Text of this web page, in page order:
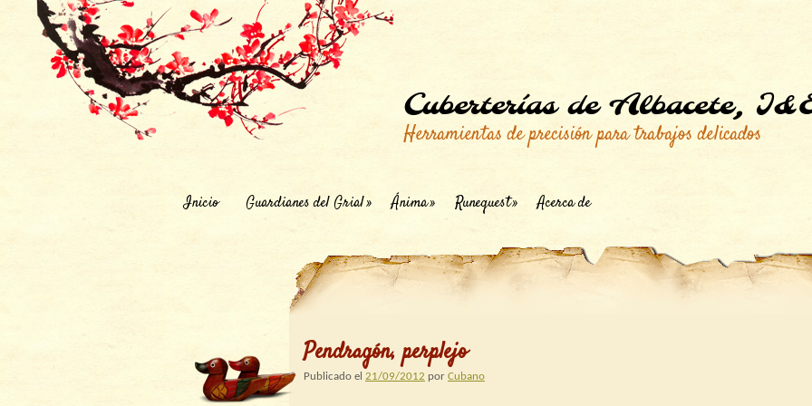
Cuberterías de Albacete,
Herramientas de precisión para trabajos delicados
Inicio Guardianes del Grial Ánima Runequest Acerca de
Pendragón, perplejo
Publicado el 21/09/2012 por Cubano